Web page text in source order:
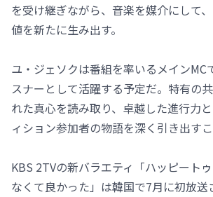
を受け継ぎながら、音楽を媒介にして
値を新たに生み出す。
ユ・ジェソクは番組を率いるメインMC
スナーとして活躍する予定だ。特有の
れた真心を読み取り、卓越した進行力
ィション参加者の物語を深く引き出す
KBS 2TVの新バラエティ「ハッピート
なくて良かった」は韓国で7月に初放送